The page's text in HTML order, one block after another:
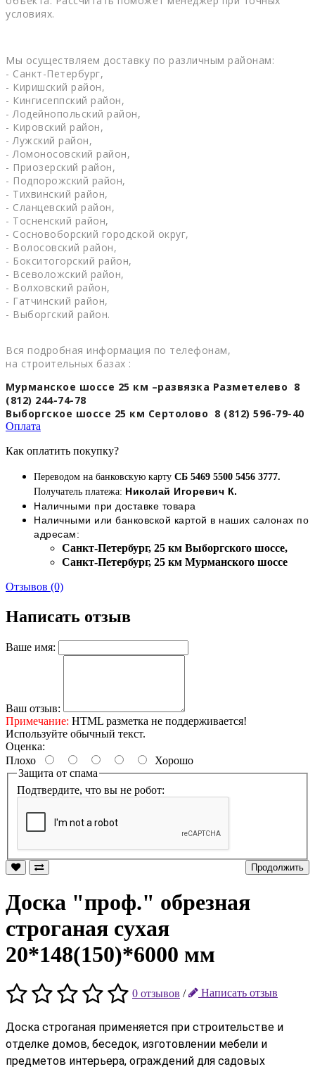
условиях.
Мы осуществляем доставку по различным районам:
- Санкт-Петербург,
- Киришский район,
- Кингисеппский район,
- Лодейнопольский район,
- Кировский район,
- Лужский район,
- Ломоносовский район,
- Приозерский район,
- Подпорожский район,
- Тихвинский район,
- Сланцевский район,
- Тосненский район,
- Сосновоборский городской округ,
- Волосовский район,
- Бокситогорский район,
- Всеволожский район,
- Волховский район,
- Гатчинский район,
- Выборгский район.
Вся подробная информация по телефонам,
на строительных базах :
Мурманское шоссе 25 км –развязка Разметелево 8
(812) 244-74-78
Выборгское шоссе 25 км Сертолово 8 (812) 596-79-40
Оплата
Как оплатить покупку?
Переводом на банковскую карту СБ 5469 5500 5456 3777.
Получатель платежа: Николай Игоревич К.
Наличными при доставке товара
Наличными или банковской картой в наших салонах по
адресам:
Cанкт-Петербург, 25 км Выборгского шоссе,
Cанкт-Петербург, 25 км Мурманского шоссе
Отзывов (0)
Написать отзыв
Ваше имя:
Ваш отзыв:
Примечание: HTML разметка не поддерживается!
Используйте обычный текст.
Оценка:
Плохо
Хорошо
Защита от спама
Подтвердите, что вы не робот:
Продолжить
Доска "проф." обрезная
строганая сухая
20*148(150)*6000 мм
0 отзывов / Написать отзыв
Доска строганая применяется при строительстве и
отделке домов, беседок, изготовлении мебели и
предметов интерьера, ограждений для садовых